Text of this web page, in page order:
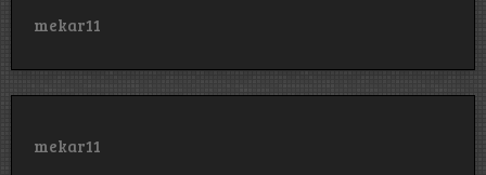
mekar11
mekar11